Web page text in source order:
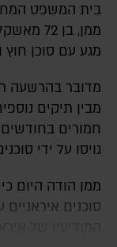
בית המשפט המחוזי בבאר שבע הרשיע היום את מוטי
ממן, בן
מגע עם סוכן חוץ
מדובר בהרשעה
מבין תיקים
חמורים
גויסו על ידי
ממן הודה היום כי קיים מגעים הכוללים פגישות עם
סוכנים